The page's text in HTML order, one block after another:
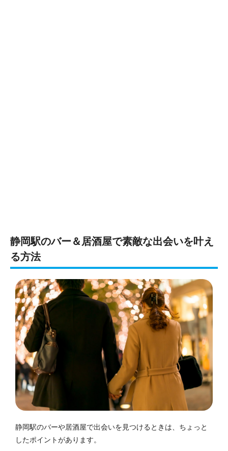
静岡駅のバー＆居酒屋で素敵な出会いを叶え
る方法
静岡駅のバーや居酒屋で出会いを見つけるときは、ちょっと
したポイントがあります。